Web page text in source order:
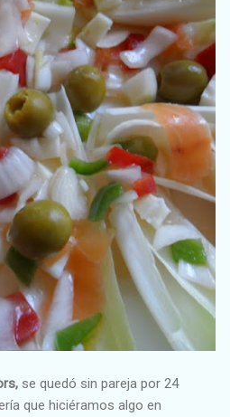
se quedó sin pareja por 24
que hiciéramos algo en